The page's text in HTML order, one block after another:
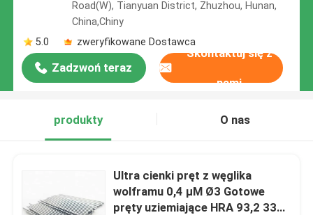
Road(W), Tianyuan District, Zhuzhou, Hunan,
China,Chiny
5.0
zweryfikowane Dostawca
Zadzwoń teraz
Skontaktuj się z
nami
produkty O nas
Ultra cienki pręt z węglika
wolframu 0,4 μM Ø3 Gotowe
pręty uziemiające HRA 93,2 330